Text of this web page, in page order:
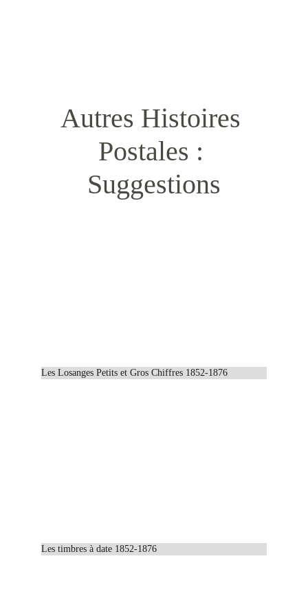
Autres Histoires
Postales :
Suggestions
Les Losanges Petits et Gros Chiffres 1852-1876
Les timbres à date 1852-1876